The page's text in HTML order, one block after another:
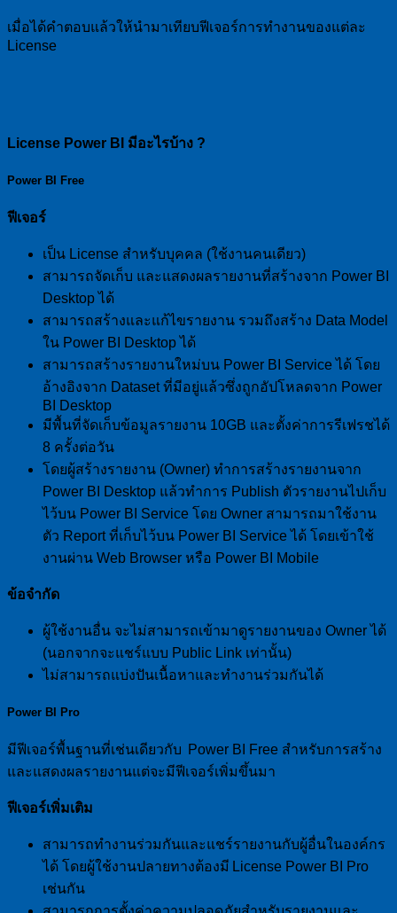
เมื่อได้คำตอบแล้วให้นำมาเทียบฟีเจอร์การทำงานของแต่ละ
License
License Power BI มีอะไรบ้าง ?
Power BI Free
ฟีเจอร์
เป็น License สำหรับบุคคล (ใช้งานคนเดียว)
สามารถจัดเก็บ และแสดงผลรายงานที่สร้างจาก Power BI
Desktop ได้
สามารถสร้างและแก้ไขรายงาน รวมถึงสร้าง Data Model
ใน Power BI Desktop ได้
สามารถสร้างรายงานใหม่บน Power BI Service ได้ โดย
อ้างอิงจาก Dataset ที่มีอยู่แล้วซึ่งถูกอัปโหลดจาก Power
BI Desktop
มีพื้นที่จัดเก็บข้อมูลรายงาน 10GB และตั้งค่าการรีเฟรชได้
8 ครั้งต่อวัน
โดยผู้สร้างรายงาน (Owner) ทำการสร้างรายงานจาก
Power BI Desktop แล้วทำการ Publish ตัวรายงานไปเก็บ
ไว้บน Power BI Service โดย Owner สามารถมาใช้งาน
ตัว Report ที่เก็บไว้บน Power BI Service ได้ โดยเข้าใช้
งานผ่าน Web Browser หรือ Power BI Mobile
ข้อจำกัด
ผู้ใช้งานอื่น จะไม่สามารถเข้ามาดูรายงานของ Owner ได้
(นอกจากจะแชร์แบบ Public Link เท่านั้น)
ไม่สามารถแบ่งปันเนื้อหาและทำงานร่วมกันได้
Power BI Pro
มีฟีเจอร์พื้นฐานที่เช่นเดียวกับ Power BI Free สำหรับการสร้าง
และแสดงผลรายงานแต่จะมีฟีเจอร์เพิ่มขึ้นมา
ฟีเจอร์เพิ่มเติม
สามารถทำงานร่วมกันและแชร์รายงานกับผู้อื่นในองค์กร
ได้ โดยผู้ใช้งานปลายทางต้องมี License Power BI Pro
เช่นกัน